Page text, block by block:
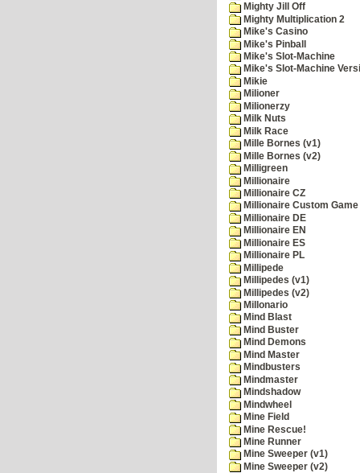
Mighty Jill Off
Mighty Multiplication 2
Mike's Casino
Mike's Pinball
Mike's Slot-Machine
Mike's Slot-Machine
Mikie
Milioner
Milionerzy
Milk Nuts
Milk Race
Mille Bornes (v1)
Mille Bornes (v2)
Milligreen
Millionaire
Millionaire CZ
Millionaire Custom
Millionaire DE
Millionaire EN
Millionaire ES
Millionaire PL
Millipede
Millipedes (v1)
Millipedes (v2)
Millonario
Mind Blast
Mind Buster
Mind Demons
Mind Master
Mindbusters
Mindmaster
Mindshadow
Mindwheel
Mine Field
Mine Rescue!
Mine Runner
Mine Sweeper (v1)
Mine Sweeper (v2)